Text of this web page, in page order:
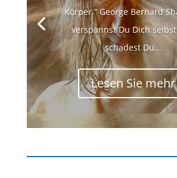
Körper.” George Bernard
verspannst Du Dich
schadest Du...
Lesen Sie mehr